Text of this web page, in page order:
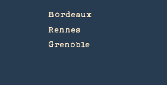
Bordeaux
Rennes
Grenoble